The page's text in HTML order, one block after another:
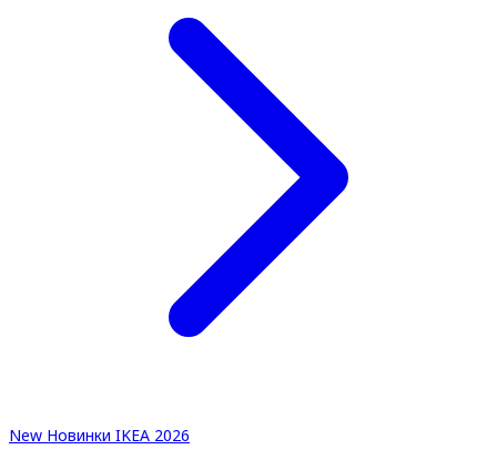
New Новинки IKEA 2026